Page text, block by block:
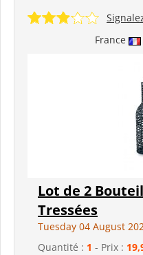
France
Lot de 2
Tressées
Tuesday 04 August
Quantité : 1 - Prix :